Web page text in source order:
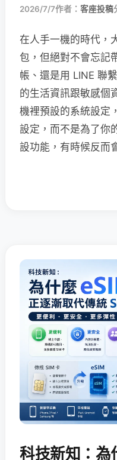
2026/7/7作者： 客座投稿
在人手一機的時代，
包，但絕對不會忘記
帳、還是用 LINE 聯
的生活資訊跟敏感個
機裡預設的系統設定
設定，而不是為了你
設功能，有時候反而
科技新知：為